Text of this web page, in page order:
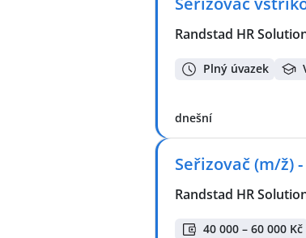
Randstad HR
Plný úvazek
dnešní
Seřizovač (m/ž)
Randstad HR
40 000 – 60 000 Kč